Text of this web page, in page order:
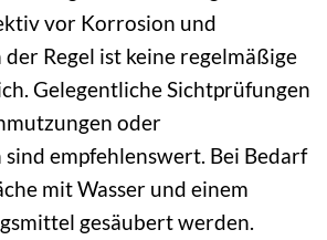
vor Korrosion und
Regel ist keine regelmäßige
Gelegentliche Sichtprüfungen
oder
sind empfehlenswert. Bei Bedarf
mit Wasser und einem
gesäubert werden.